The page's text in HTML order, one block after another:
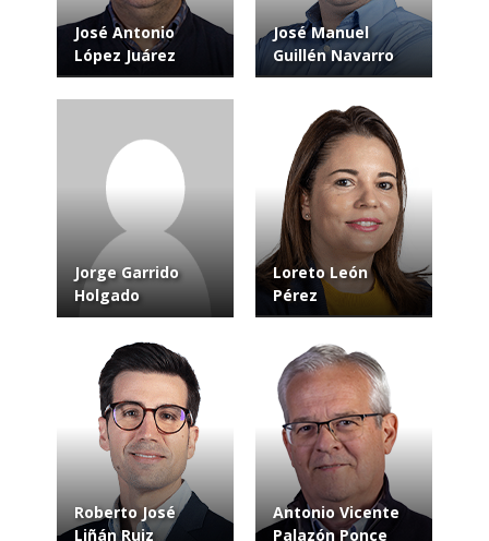
José Antonio
López Juárez
José Manuel
Guillén Navarro
Jorge Garrido
Holgado
Loreto León
Pérez
Roberto José
Liñán Ruiz
Antonio Vicente
Palazón Ponce